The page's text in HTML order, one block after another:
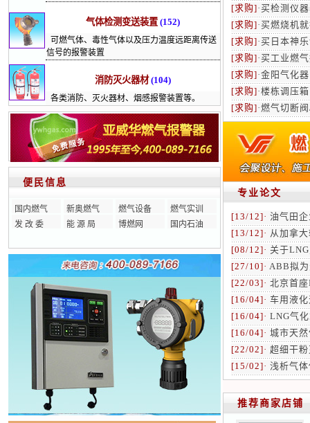
气体检测变送装置 (152)
可燃气体、毒性气体以及压力温度远距离传送
信号的报警装置
消防灭火器材(104)
各类消防、灭火器材、烟感报警装置等。
便民信息
国内燃气 新奥燃气 燃气设备
燃气实训
发 改 委
能 源 局 博燃网 国内石油
[求购]· 买检测仪
[求购]· 买燃烧机
[求购]· 买日本神
[求购]· 买工业燃
[求购]·金阳气化器
[求购]·楼栋调压箱
[求购]·燃气切断
专业论文
[13/12]· 油气田
[13/12]· 从加拿
[08/12]· 关于
[27/10]· ABB拟
[22/03]· 北京首
[16/04]· 车用液
[16/04]· LNG气
[16/04]· 城市天
[22/02]· 超细干
[15/02]· 浅析气
推荐商家店铺